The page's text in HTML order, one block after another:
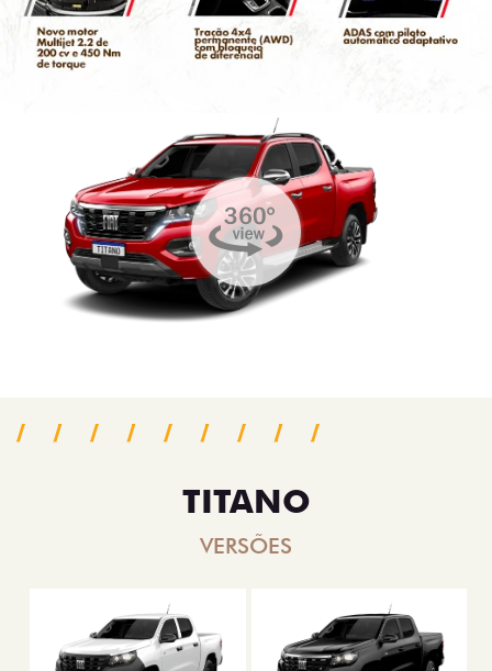
VEÍCULO EM
360°
TITANO
VERSÕES